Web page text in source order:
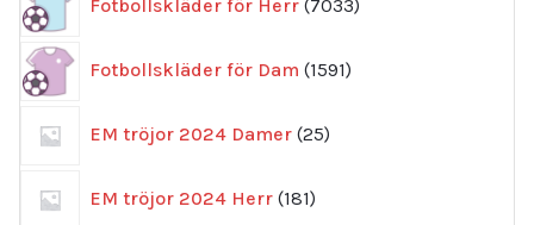
Fotbollskläder för Herr 7033
produkter
Fotbollskläder för Dam 1591
produkter
EM tröjor 2024 Damer 25
produkter
EM tröjor 2024 Herr 181
produkter